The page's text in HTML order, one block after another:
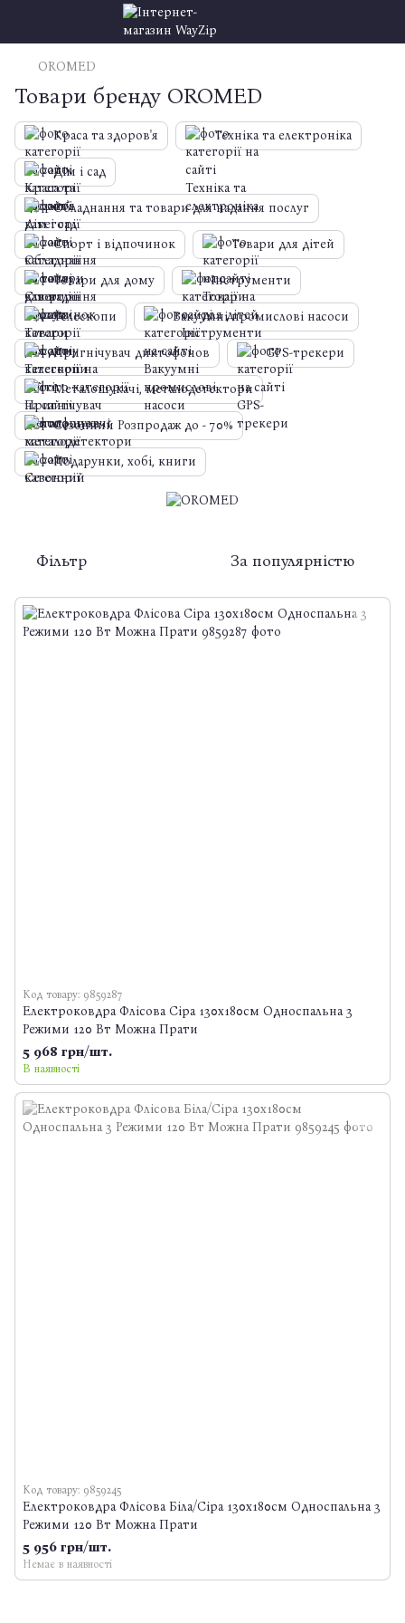
OROMED
Товари бренду OROMED
Краса та здоров'я Техніка та електроніка
Дім і сад
Обладнання та товари для надання послуг
Спорт і відпочинок Товари для дітей
Товари для дому Інструменти
Телескопи Вакуумні промислові насоси
Пригнічувач диктофонов GPS-трекери
Металошукачі, металодетектори
Сезонний Розпродаж до - 70%
Подарунки, хобі, книги
Фільтр За популярністю
Код товару: 9859287
Електроковдра Флісова Сіра 130x180см Односпальна 3
Режими 120 Вт Можна Прати
5 968 грн/шт.
В наявності
Код товару: 9859245
Електроковдра Флісова Біла/Сіра 130x180см Односпальна 3
Режими 120 Вт Можна Прати
5 956 грн/шт.
Немає в наявності